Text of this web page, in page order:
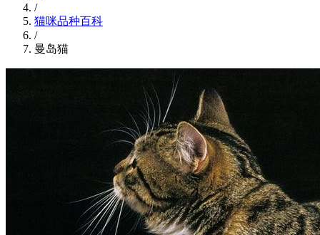
/
猫咪品种百科
/
曼岛猫